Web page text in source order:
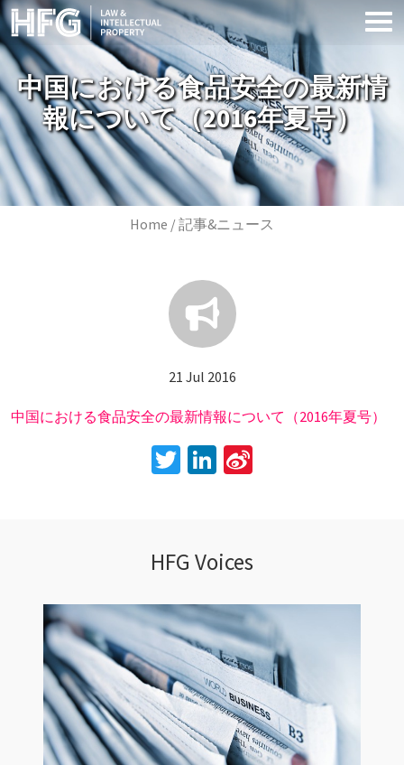
Skip to main content
Image
中国における食品安全の最新情
報について（2016年夏号）
Breadcrumb
Home 記事&ニュース
21 Jul 2016
中国における食品安全の最新情報について（2016年夏号）
TwitterLinkedIn
HFG Voices